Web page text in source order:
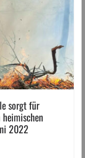
sorgt für
2022